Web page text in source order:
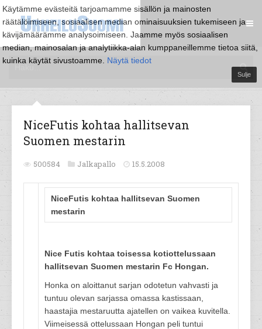
Käytämme evästeitä tarjoamamme sisällön ja mainosten
räätälöimiseen, sosiaalisen median ominaisuuksien tukemiseen ja
kävijämäärämme analysoimiseen. Jaamme myös sosiaalisen
median, mainosalan ja analytiikka-alan kumppaneillemme tietoa siitä,
kuinka käytät sivustoamme. Näytä tiedot
Sulje
NiceFutis kohtaa hallitsevan
Suomen mestarin
500584 Jalkapallo 15.5.2008
NiceFutis kohtaa hallitsevan Suomen
mestarin
Nice Futis kohtaa toisessa kotiottelussaan
hallitsevan Suomen mestarin Fc Hongan.
Honka on aloittanut sarjan odotetun vahvasti ja
tuntuu olevan sarjassa omassa kastissaan,
haastajia mestaruutta ajatellen on vaikea kuvitella.
Viimeisessä ottelussaan Hongan peli tuntui